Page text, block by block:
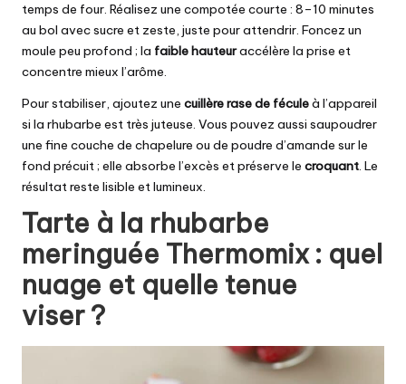
temps de four. Réalisez une compotée courte : 8–10 minutes
au bol avec sucre et zeste, juste pour attendrir. Foncez un
moule peu profond ; la faible hauteuraccélère la prise et
concentre mieux l’arôme.
Pour stabiliser, ajoutez une cuillère rase de féculeà l’appareil
si la rhubarbe est très juteuse. Vous pouvez aussi saupoudrer
une fine couche de chapelure ou de poudre d’amande sur le
fond précuit ; elle absorbe l’excès et préserve le croquant. Le
résultat reste lisible et lumineux.
Tarte à la rhubarbe
meringuée Thermomix : quel
nuage et quelle tenue
viser ?